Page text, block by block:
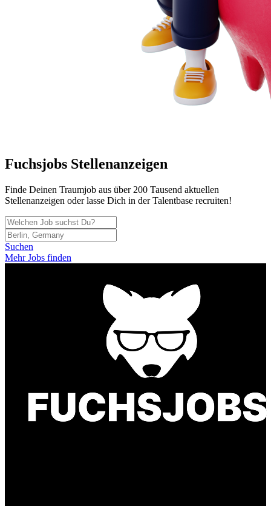
Fuchsjobs Stellenanzeigen
Finde Deinen Traumjob aus über 200 Tausend aktuellen
Stellenanzeigen oder lasse Dich in der Talentbase recruiten!
Suchen
Mehr Jobs finden